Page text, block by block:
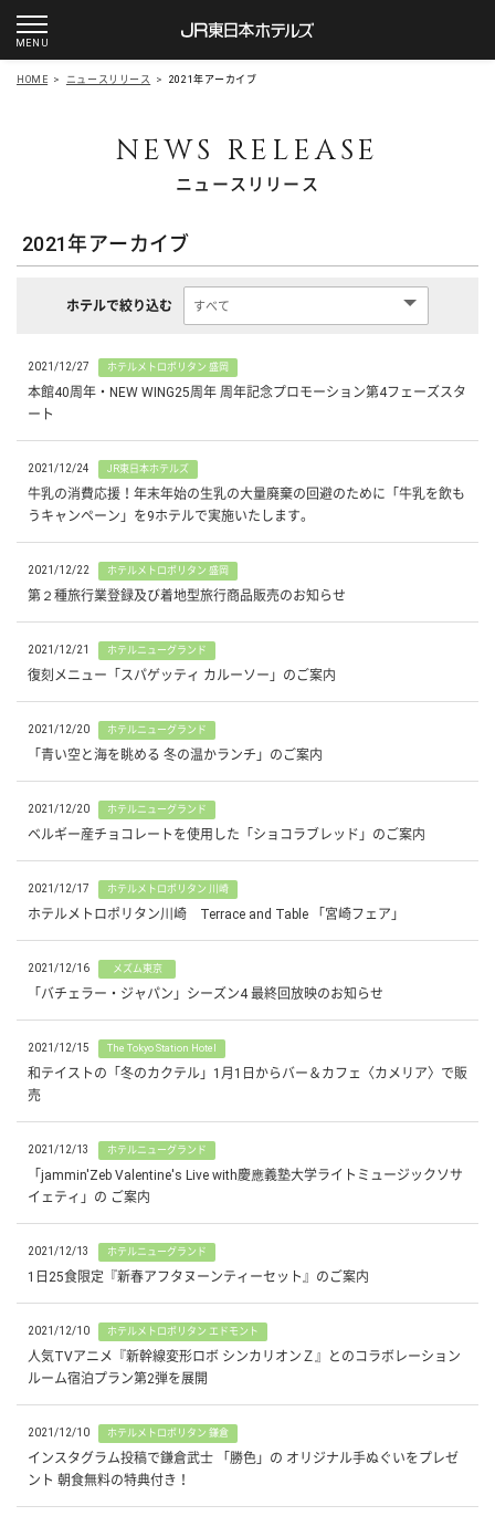
HOME > ニュースリリース > 2021年アーカイブ
ニュースリリース
2021年アーカイブ
ホテルで絞り込む
2021/12/27 ホテルメトロポリタン 盛岡
本館40周年・NEW WING25周年 周年記念プロモーション第4フェーズスタ
ート
2021/12/24 JR東日本ホテルズ
牛乳の消費応援！年末年始の生乳の大量廃棄の回避のために「牛乳を飲も
うキャンペーン」を9ホテルで実施いたします。
2021/12/22 ホテルメトロポリタン 盛岡
第２種旅行業登録及び着地型旅行商品販売のお知らせ
2021/12/21 ホテルニューグランド
復刻メニュー「スパゲッティ カルーソー」のご案内
2021/12/20 ホテルニューグランド
「青い空と海を眺める 冬の温かランチ」のご案内
2021/12/20 ホテルニューグランド
ベルギー産チョコレートを使用した「ショコラブレッド」のご案内
2021/12/17 ホテルメトロポリタン 川崎
ホテルメトロポリタン川崎 Terrace and Table 「宮崎フェア」
2021/12/16 メズム東京
「バチェラー・ジャパン」シーズン4 最終回放映のお知らせ
2021/12/15 The Tokyo Station Hotel
和テイストの「冬のカクテル」1月1日からバー＆カフェ〈カメリア〉で販
売
2021/12/13 ホテルニューグランド
「jammin'Zeb Valentine's Live with慶應義塾大学ライトミュージックソサ
イェティ」の ご案内
2021/12/13 ホテルニューグランド
1日25食限定『新春アフタヌーンティーセット』のご案内
2021/12/10 ホテルメトロポリタン エドモント
人気TVアニメ『新幹線変形ロボ シンカリオンＺ』とのコラボレーション
ルーム宿泊プラン第2弾を展開
2021/12/10 ホテルメトロポリタン 鎌倉
インスタグラム投稿で鎌倉武士 「勝色」の オリジナル手ぬぐいをプレゼ
ント 朝食無料の特典付き！